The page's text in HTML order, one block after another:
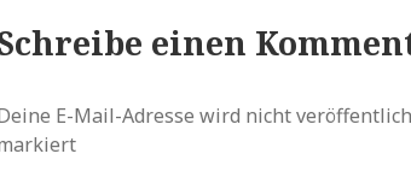
einen
E-Mail-Adresse wird nicht